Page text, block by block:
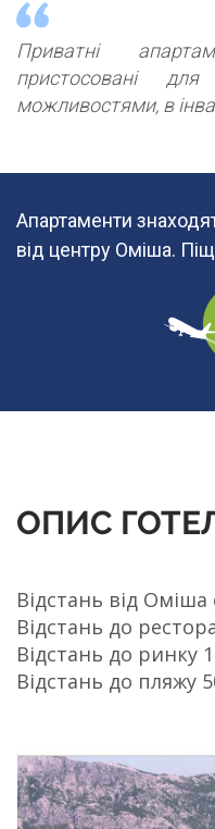
Приватні
пристосовані
можливостями, в
Апартаменти
від центру Оміша.
ОПИС
Відстань від
Відстань до
Відстань до ринку
Відстань до пляжу